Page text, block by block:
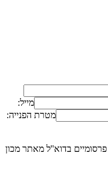
מייל:
מטרת הפנייה:
בדוא''ל מאתר מכון